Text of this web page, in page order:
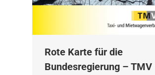
Rote Karte für die
Bundesregierung – TMV